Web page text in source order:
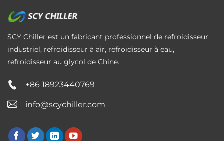
SCY Chiller est un fabricant professionnel de refroidisseur
industriel, refroidisseur à air, refroidisseur à eau,
refroidisseur au glycol de Chine.
+86 18923440769
info@scychiller.com